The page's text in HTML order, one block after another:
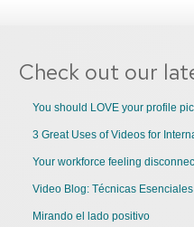
Check out our
You should LOVE your profile
3 Great Uses of Videos for
Your workforce feeling
Video Blog: Técnicas
Mirando el lado positivo